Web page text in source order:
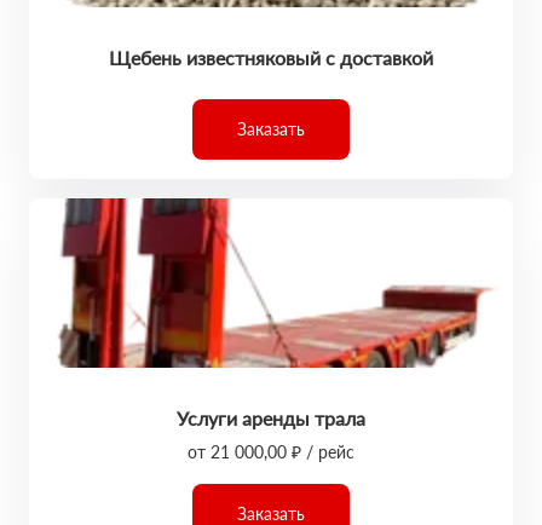
Щебень известняковый с доставкой
Заказать
Услуги аренды трала
от 21 000,00 ₽ / рейс
Заказать